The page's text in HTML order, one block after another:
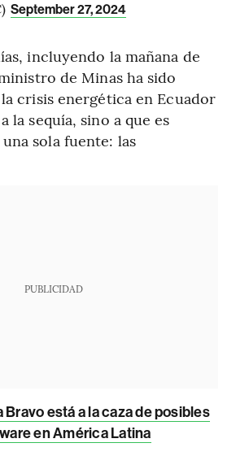
September 27, 2024
incluyendo la mañana de
de Minas ha sido
crisis energética en Ecuador
la sequía, sino a que es
sola fuente: las
PUBLICIDAD
Bravo está a la caza de posibles
en América Latina